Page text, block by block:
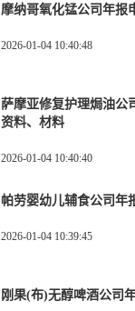
摩纳哥氧化锰公司年报
2026-01-04 10:40:48
萨摩亚修复护理焗油公
资料、材料
2026-01-04 10:40:40
帕劳婴幼儿辅食公司年
2026-01-04 10:39:45
刚果(布)无醇啤酒公司